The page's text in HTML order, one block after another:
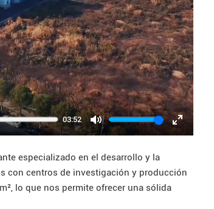
03:52
Mute
Enter
especializado en el desarrollo y la
con centros de investigación y producción
lo que nos permite ofrecer una sólida